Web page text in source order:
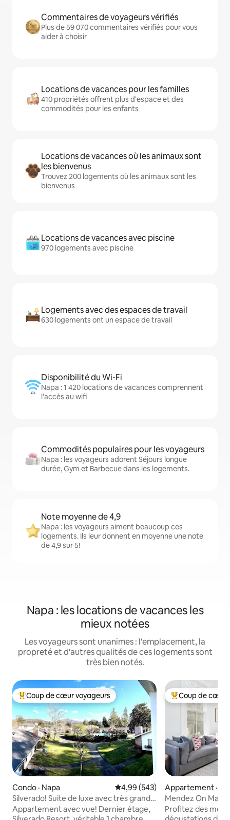
Commentaires de voyageurs vérifiés
Plus de 59 070 commentaires vérifiés pour vous
aider à choisir
Locations de vacances pour les familles
410 propriétés offrent plus d'espace et des
commodités pour les enfants
Locations de vacances où les animaux sont
les bienvenus
Trouvez 200 logements où les animaux sont les
bienvenus
Locations de vacances avec piscine
970 logements avec piscine
Logements avec des espaces de travail
630 logements ont un espace de travail
Disponibilité du Wi-Fi
Napa : 1 420 locations de vacances comprennent
l'accès au wifi
Commodités populaires pour les voyageurs
Napa : les voyageurs adorent Séjours longue
durée, Gym et Barbecue dans les logements.
Note moyenne de 4,9
Napa : les voyageurs aiment beaucoup ces
logements. Ils leur donnent en moyenne une note
de 4,9 sur 5!
Napa : les locations de vacances les
mieux notées
Les voyageurs sont unanimes : l'emplacement, la
propreté et d'autres qualités de ces logements sont
très bien notés.
Coup de cœur voyageurs parmi les plus aimés
Coup de cœur voyageurs
Condo · Napa Note moyenne de 4,99 sur 5,
4,99 (543)
Silverado! Suite de luxe avec très grand
lit et balcon avec vue sur la montagne
Appartement avec vue! Dernier étage,
Coup de cœur
Coup de cœur
Appartement ·
Mendez On Main
à pied du centre-
Profitez des